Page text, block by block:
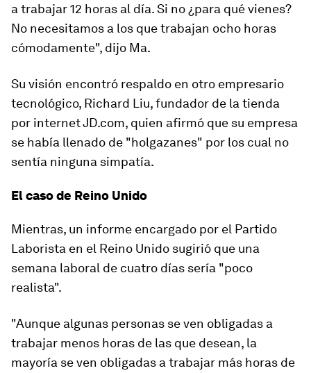
a trabajar 12 horas al día.Si no ¿para qué vienes?
No necesitamos a los que trabajan ocho horas
cómodamente", dijo Ma.
Su visión encontró respaldo en otro empresario
tecnológico, Richard Liu, fundador de la tienda
por internet JD.com, quien afirmó que su empresa
se había llenado de "holgazanes" por los cual no
sentía ninguna simpatía.
El caso de Reino Unido
Mientras, un informe encargado por el Partido
Laborista en el Reino Unido sugirió que una
semana laboral de cuatro días sería "poco
realista".
"Aunque algunas personas se ven obligadas a
trabajar menos horas de las que desean, la
mayoría se ven obligadas a trabajar más horas de